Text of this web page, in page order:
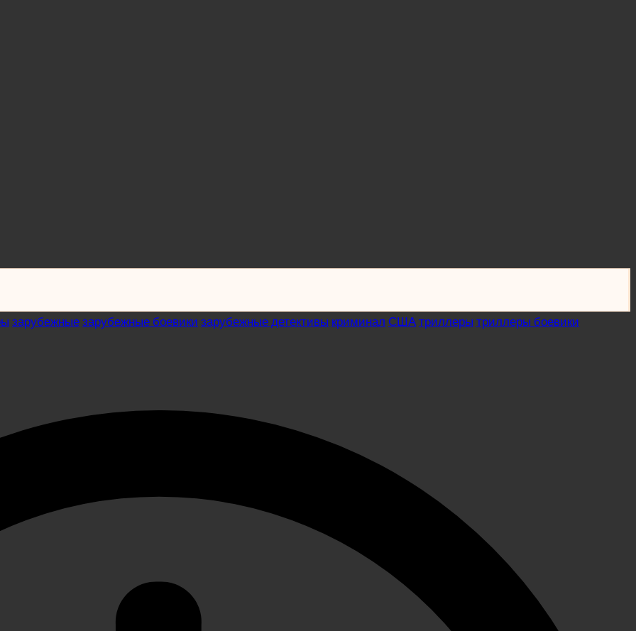
зарубежныезарубежные боевики зарубежные детективы криминал СШАтриллеры триллеры боевики